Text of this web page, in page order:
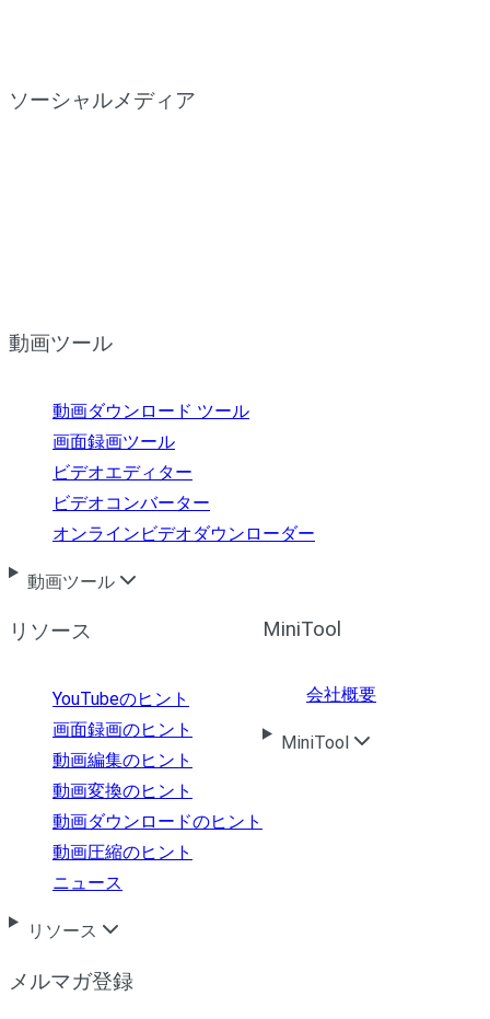
ソーシャルメディア
動画ツール
動画ダウンロード ツール
画面録画ツール
ビデオエディター
ビデオコンバーター
オンラインビデオダウンローダー
動画ツール
リソース
YouTubeのヒント
画面録画のヒント
動画編集のヒント
動画変換のヒント
動画ダウンロードのヒント
動画圧縮のヒント
ニュース
リソース
MiniTool
会社概要
MiniTool
メルマガ登録